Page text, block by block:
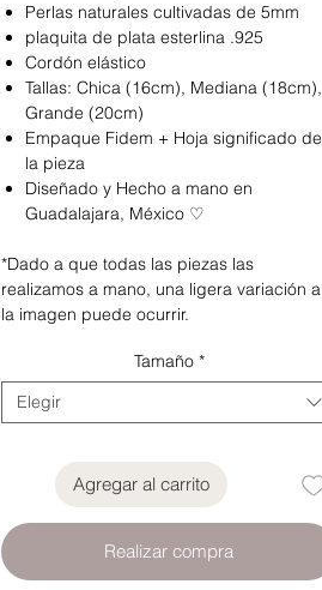
Perlas naturales cultivadas de 5mm
plaquita de plata esterlina .925
Cordón elástico
Tallas: Chica (16cm), Mediana (18cm),
Grande (20cm)
Empaque Fidem + Hoja significado de
la pieza
Diseñado y Hecho a mano en
Guadalajara, México ♡
*Dado a que todas las piezas las
realizamos a mano, una ligera variación a
la imagen puede ocurrir.
Tamaño *
Elegir
Agregar al carrito
Realizar compra